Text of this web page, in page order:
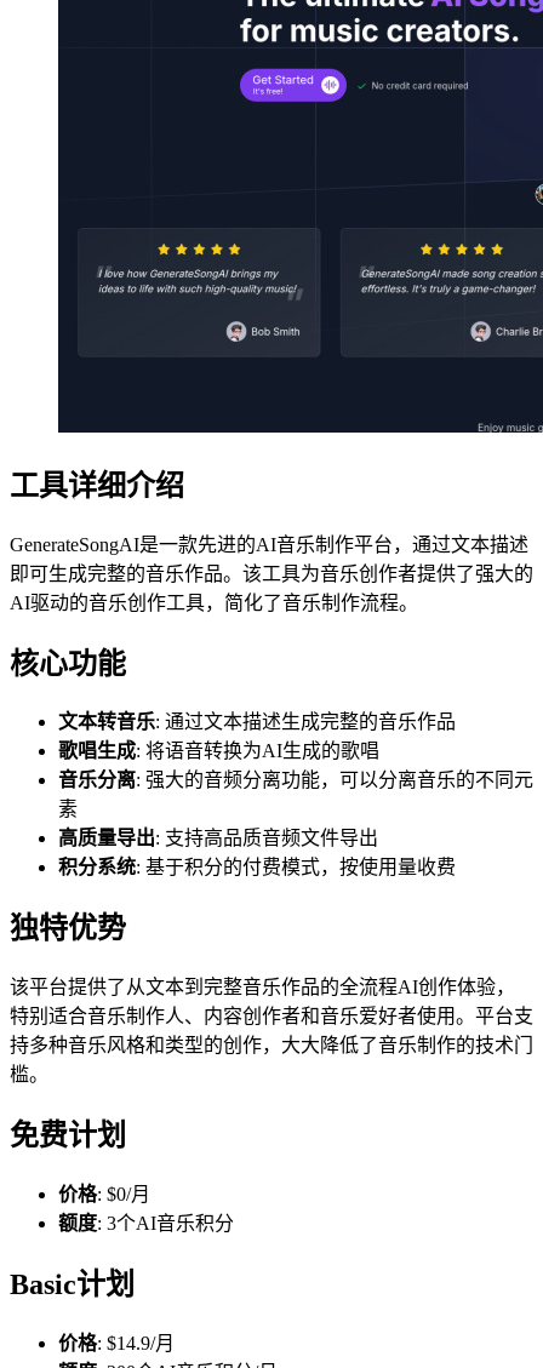
工具详细介绍
GenerateSongAI是一款先进的AI音乐制作平台，通过文本描述
即可生成完整的音乐作品。该工具为音乐创作者提供了强大的
AI驱动的音乐创作工具，简化了音乐制作流程。
核心功能
文本转音乐: 通过文本描述生成完整的音乐作品
歌唱生成: 将语音转换为AI生成的歌唱
音乐分离: 强大的音频分离功能，可以分离音乐的不同元
素
高质量导出: 支持高品质音频文件导出
积分系统: 基于积分的付费模式，按使用量收费
独特优势
该平台提供了从文本到完整音乐作品的全流程AI创作体验，
特别适合音乐制作人、内容创作者和音乐爱好者使用。平台支
持多种音乐风格和类型的创作，大大降低了音乐制作的技术门
槛。
免费计划
价格: $0/月
额度: 3个AI音乐积分
Basic计划
价格: $14.9/月